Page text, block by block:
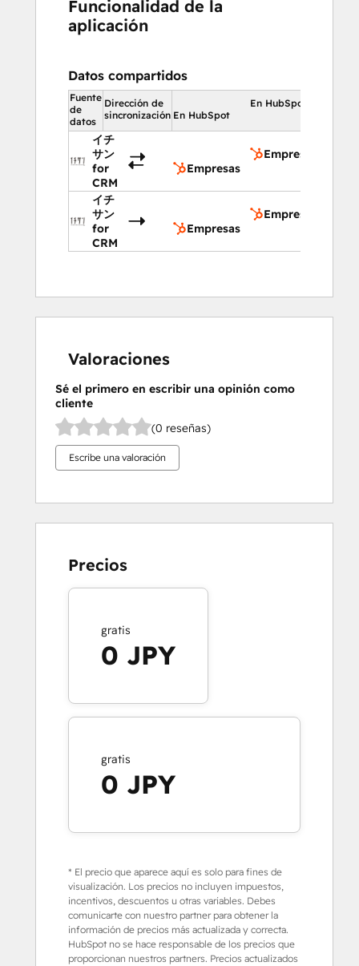
Funcionalidad de la
aplicación
Datos compartidos
Fuente
de
datos
Dirección de
sincronización
En HubSpot
En HubSpot
イチ
サン
for
CRM
Empresas
Empresas
イチ
サン
for
CRM
Empresas
Empresas
Valoraciones
Sé el primero en escribir una opinión como
cliente
(0 reseñas)
Escribe una valoración
Precios
gratis
0 JPY
gratis
0 JPY
* El precio que aparece aquí es solo para fines de
visualización. Los precios no incluyen impuestos,
incentivos, descuentos u otras variables. Debes
comunicarte con nuestro partner para obtener la
información de precios más actualizada y correcta.
HubSpot no se hace responsable de los precios que
proporcionan nuestros partners. Precios actualizados